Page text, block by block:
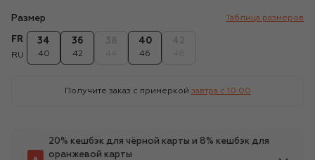
Размер Таблица размеров
FR
RU
34
40
36
42
40
46
Получите заказ с примеркой завтра c 10:00
20% кешбэк для чёрной карты и 8% кешбэк для
оранжевой карты